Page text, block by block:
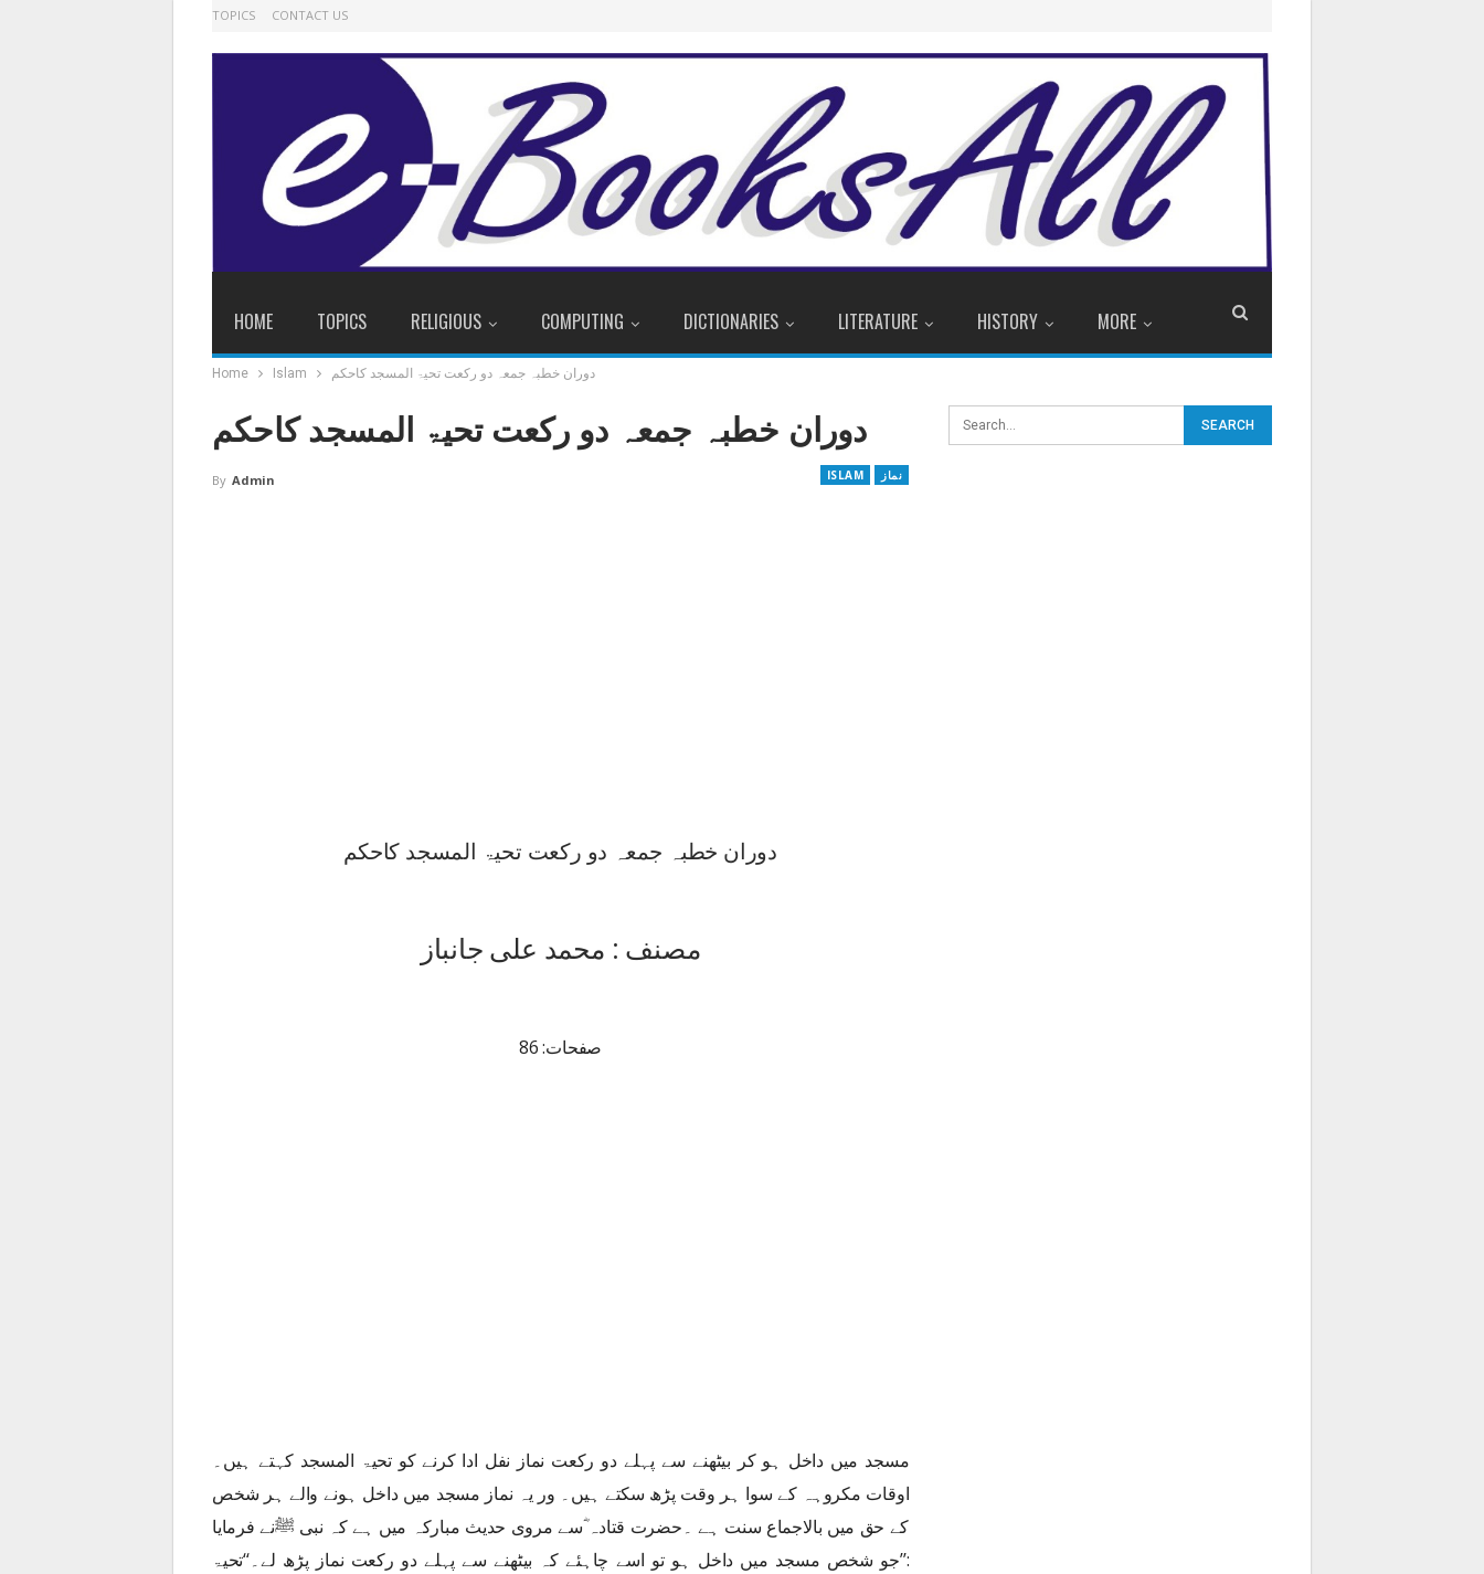
TOPICS CONTACT US
HOME TOPICS RELIGIOUS COMPUTING DICTIONARIES LITERATURE HISTORY MORE
Home Islam دوران خطبہ جمعہ دو رکعت تحیۃ المسجد کاحکم
دوران خطبہ جمعہ دو رکعت تحیۃ المسجد کاحکم
ISLAM نماز By Admin
دوران خطبہ جمعہ دو رکعت تحیۃ المسجد کاحکم
مصنف : محمد علی جانباز
صفحات: 86
مسجد میں داخل ہو کر بیٹھنے سے پہلے دو رکعت نماز نفل ادا کرنے کو تحیۃ المسجد کہتے ہیں۔
اوقات مکروہہ کے سوا ہر وقت پڑھ سکتے ہیں۔ ور یہ نماز مسجد میں داخل ہونے والے ہر شخص
کے حق میں بالاجماع سنت ہے ۔حضرت قتادہ ؓسے مروی حدیث مبارکہ میں ہے کہ نبی ﷺنے فرمایا
:’’جو شخص مسجد میں داخل ہو تو اسے چاہئے کہ بیٹھنے سے پہلے دو رکعت نماز پڑھ لے۔‘‘تحیۃ